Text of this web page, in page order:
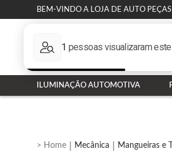
BEM-VINDO A LOJA DE AUTO
ILUMINAÇÃO AUTOMOTIVA
Mecânica Mangueiras e